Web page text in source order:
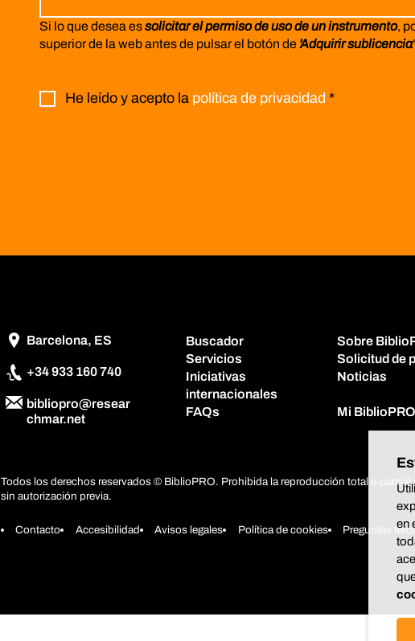
Si lo que desea essolicitar el permiso de uso de un instrumento,
superior de la web antes de pulsar el botón de 'Adquirir sublicencia
He leído y acepto la política de privacidad *
Barcelona, ES
+34 933 160 740
bibliopro@resear
chmar.net
Buscador
Sobre
Servicios
Solicitud de
Iniciativas
internacionales
Noticias
FAQs Mi BiblioPRO
Todos los derechos reservados © BiblioPRO. Prohibida la reproducción total o parcial
sin autorización previa.
Contacto Accesibilidad Avisos legales Política de cookies Preguntas en